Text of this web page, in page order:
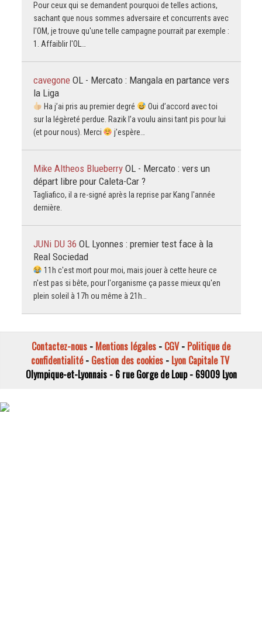
Pour ceux qui se demandent pourquoi de telles actions,
sachant que nous sommes adversaire et concurrents avec
l'OM, je trouve qu'une telle campagne pourrait par exemple :
1. Affaiblir l'OL…
cavegone OL - Mercato : Mangala en partance vers
la Liga
Ha j’ai pris au premier degré
Oui d’accord avec toi
sur la légèreté perdue. Razik l’a voulu ainsi tant pis pour lui
(et pour nous). Merci
j’espère…
Mike Altheos Blueberry OL - Mercato : vers un
départ libre pour Caleta-Car ?
Tagliafico, il a re-signé après la reprise par Kang l'année
dernière.
JUNi DU 36 OL Lyonnes : premier test face à la
Real Sociedad
11h c'est mort pour moi, mais jouer à cette heure ce
n'est pas si bête, pour l'organisme ça passe mieux qu'en
plein soleil à 17h ou même à 21h…
Contactez-nous - Mentions légales - CGV- Politique de
confidentialité- Gestion des cookies- Lyon Capitale TV
Olympique-et-Lyonnais - 6 rue Gorge de Loup - 69009 Lyon